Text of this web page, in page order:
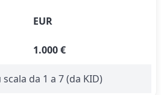
EUR
1.000 €
scala da 1 a 7 (da KID)